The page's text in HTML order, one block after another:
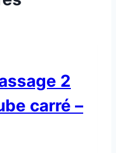
2
carré –